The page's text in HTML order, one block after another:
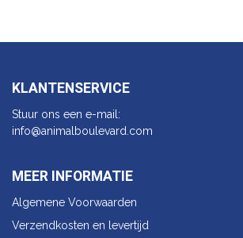
KLANTENSERVICE
Stuur ons een e-mail:
info@animalbo​ulevard.com
MEER INFORMATIE
Algemene Voorwaarden
Verzendkosten en levertijd